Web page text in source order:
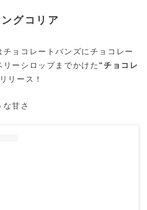
グコリア
ョコレートバンズにチョコレー
リーシロップまでかけた “チョコレ
リース！
甘さ